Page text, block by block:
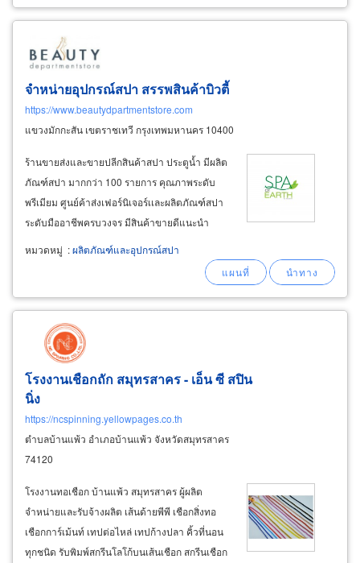
จำหน่ายอุปกรณ์สปา สรรพสินค้าบิวตี้
https://www.beautydpartmentstore.com
แขวงมักกะสัน เขตราชเทวี กรุงเทพมหานคร 10400
ร้านขายส่งและขายปลีกสินค้าสปา ประตูน้ำ มีผลิต
ภัณฑ์สปา มากกว่า 100 รายการ คุณภาพระดับ
พรีเมียม ศูนย์ค้าส่งเฟอร์นิเจอร์เเละผลิตภัณฑ์สปา
ระดับมืออาชีพครบวงจร มีสินค้าขายดีแนะนำ
อุปกรณ์ของใช้เกี่ยวกับสปาทั่วไป ร้านนวดสปา
ออร์แกนิกสั่งซื้อได้ที่ ร้านสรรพสินค้าบิวตี้ ขายอุปก
รณ์สปาประตูน้ำ มีสินค้ารุ่นขายดีแนะนำมาที่นี่ที่
เดียวมีสินค้าสปาหน้า
หมวดหมู่ :ผลิตภัณฑ์และอุปกรณ์สปา
โรงงานเชือกถัก สมุทรสาคร - เอ็น ซี สปิน
นิ่ง
https://ncspinning.yellowpages.co.th
ตำบลบ้านแพ้ว อำเภอบ้านแพ้ว จังหวัดสมุทรสาคร
74120
โรงงานทอเชือก บ้านแพ้ว สมุทรสาคร ผู้ผลิต
จำหน่ายและรับจ้างผลิต เส้นด้ายพีพี เชือกสิ่งทอ
เชือกการ์เม้นท์ เทปต่อไหล่ เทปก้างปลา คิ้วที่นอน
ทุกชนิด รับพิมพ์สกรีนโลโก้บนเส้นเชือก สกรีนเชือก